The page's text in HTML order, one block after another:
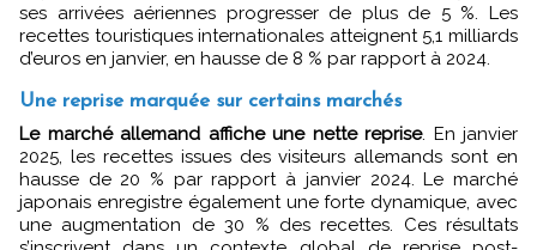
ses arrivées aériennes progresser de plus de 5 %. Les
recettes touristiques internationales atteignent 5,1 milliards
d’euros en janvier, en hausse de 8 % par rapport à 2024.
Une reprise marquée sur certains marchés
Le marché allemand affiche une nette reprise. En janvier
2025, les recettes issues des visiteurs allemands sont en
hausse de 20 % par rapport à janvier 2024. Le marché
japonais enregistre également une forte dynamique, avec
une augmentation de 30 % des recettes. Ces résultats